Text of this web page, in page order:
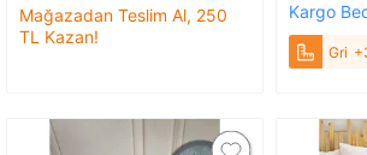
Mağazadan Teslim Al, 250
TL Kazan!
Kargo
Gri